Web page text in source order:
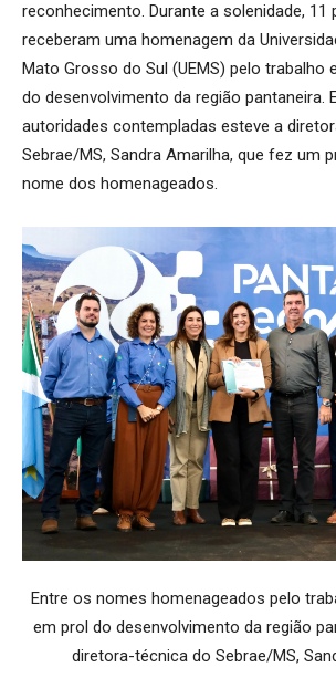
reconhecimento. Durante a solenidade, 11
receberam uma homenagem da
Mato Grosso do Sul (UEMS) pelo trabalho
do desenvolvimento da região pantaneira.
autoridades contempladas esteve a
Sebrae/MS, Sandra Amarilha, que fez um
nome dos homenageados.
Entre os nomes homenageados pelo
em prol do desenvolvimento da região
diretora-técnica do Sebrae/MS,